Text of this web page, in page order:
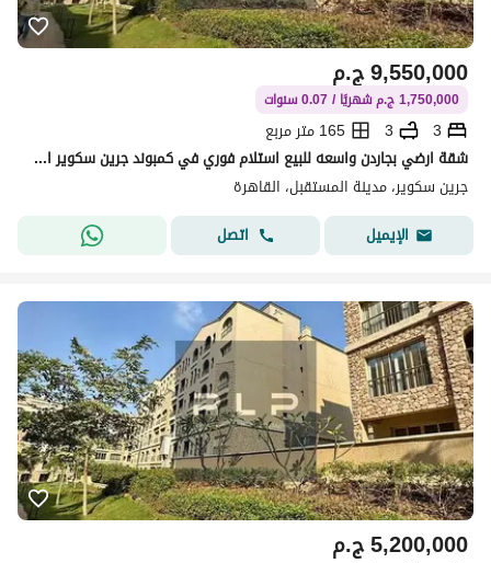
ج.م9,550,000
1,750,000 ج.م شهريًا / 0.07 سنوات
3
3
165 متر مربع
شقة ارضي بجاردن واسعه للبيع استلام فوري في كمبوند جرين سكوير القاهرة الجديدة بتسهيلات في البيع
جرين سكوير، مدينة المستقبل، القاهرة
الإيميل
اتصل
ج.م5,200,000